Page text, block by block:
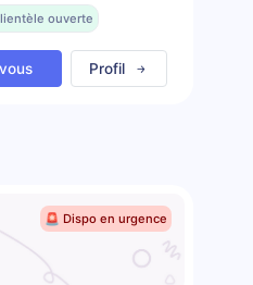
ouverte
Profil
🚨 Dispo en urgence